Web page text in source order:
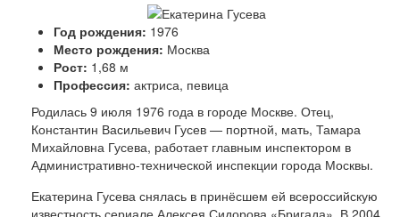
Год рождения: 1976
Место рождения: Москва
Рост: 1,68 м
Профессия: актриса, певица
Родилась 9 июля 1976 года в городе Москве. Отец,
Константин Васильевич Гусев — портной, мать, Тамара
Михайловна Гусева, работает главным инспектором в
Административно-технической инспекции города Москвы.
Екатерина Гусева снялась в принёсшем ей всероссийскую
известность сериале Алексея Сидорова «Бригада». В 2004